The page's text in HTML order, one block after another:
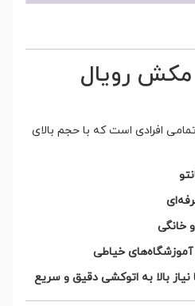
مکش رویال
افرادی است که با حجم بالای
خانگی
خیاطی
نیاز بالا به اتوکشی دقیق و سریع